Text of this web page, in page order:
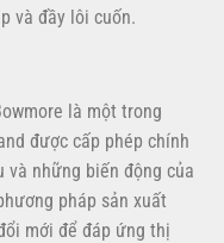
và đầy lôi cuốn.
là một trong
được cấp phép chính
và những biến động của
pháp sản xuất
mới để đáp ứng thị